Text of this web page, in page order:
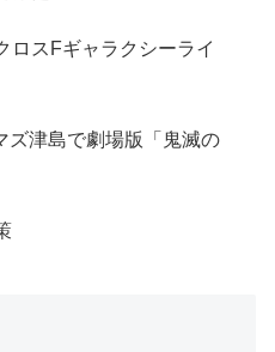
ロスFギャラクシーライ
ズ津島で劇場版「鬼滅の